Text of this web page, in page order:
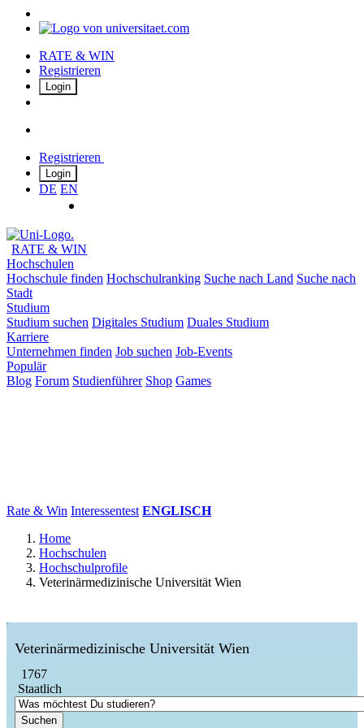
RATE & WIN
Registrieren
Login
Registrieren
Login
DE EN
RATE & WIN
Hochschulen
Hochschule finden Hochschulranking Suche nach Land Suche nach
Stadt
Studium
Studium suchen Digitales Studium Duales Studium
Karriere
Unternehmen finden Job suchen Job-Events
Populär
Blog Forum Studienführer Shop Games
Rate & Win Interessentest ENGLISCH
Home
Hochschulen
Hochschulprofile
Veterinärmedizinische Universität Wien
Veterinärmedizinische Universität Wien
1767
Staatlich